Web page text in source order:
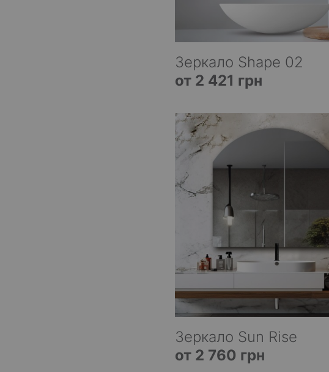
Зеркало Shape 02
от 2 421 грн
Зеркало Sun Rise
от 2 760 грн